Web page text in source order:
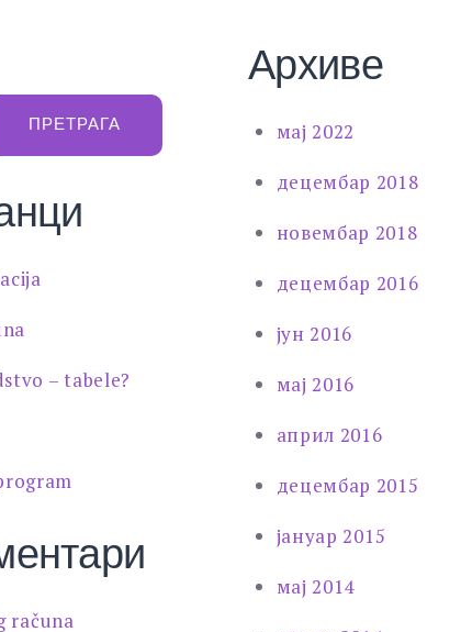
ПРЕТРАГА
– tabele?
računa
Архиве
мај 2022
децембар 2018
новембар 2018
децембар 2016
јун 2016
мај 2016
април 2016
децембар 2015
јануар 2015
мај 2014